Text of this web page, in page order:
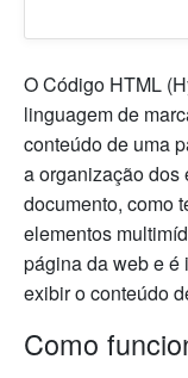
O Código HTML
linguagem de
conteúdo de uma
a organização dos
documento, como
elementos
página da web e é
exibir o conteúdo
Como